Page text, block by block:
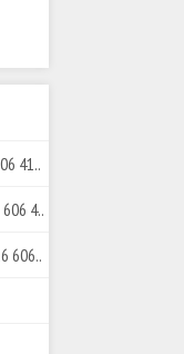
41..
4..
606..